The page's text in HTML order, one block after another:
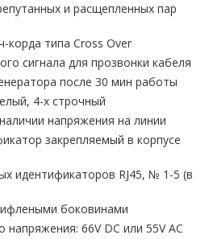
и расщепленных пар
корда типа Cross Over
сигнала для прозвонки кабеля
после 30 мин работы
4-х строчный
напряжения на линии
закрепляемый в корпусе
идентификаторов RJ45, № 1-5 (в
боковинами
66V DC или 55V AC